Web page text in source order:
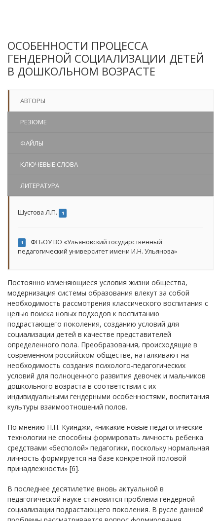
ОСОБЕННОСТИ ПРОЦЕССА
ГЕНДЕРНОЙ СОЦИАЛИЗАЦИИ ДЕТЕЙ
В ДОШКОЛЬНОМ ВОЗРАСТЕ
АВТОРЫ
РЕЗЮМЕ
ФАЙЛЫ
КЛЮЧЕВЫЕ СЛОВА
ЛИТЕРАТУРА
Шустова Л.П. 1
1
ФГБОУ ВО «Ульяновский государственный
педагогический университет имени И.Н. Ульянова»
Постоянно изменяющиеся условия жизни общества,
модернизация системы образования влекут за собой
необходимость рассмотрения классического воспитания с
целью поиска новых подходов к воспитанию
подрастающего поколения, созданию условий для
социализации детей в качестве представителей
определенного пола. Преобразования, происходящие в
современном российском обществе, наталкивают на
необходимость создания психолого-педагогических
условий для полноценного развития девочек и мальчиков
дошкольного возраста в соответствии с их
индивидуальными гендерными особенностями, воспитания
культуры взаимоотношений полов.
По мнению Н.Н. Куинджи, «никакие новые педагогические
технологии не способны формировать личность ребенка
средствами «бесполой» педагогики, поскольку нормальная
личность формируется на базе конкретной половой
принадлежности» [6].
В последнее десятилетие вновь актуальной в
педагогической науке становится проблема гендерной
социализации подрастающего поколения. В русле данной